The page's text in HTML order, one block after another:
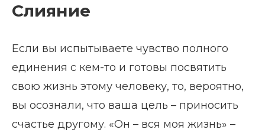
Слияние
Если вы испытываете чувство полного
единения с кем-то и готовы посвятить
свою жизнь этому человеку, то, вероятно,
вы осознали, что ваша цель – приносить
счастье другому. «Он – вся моя жизнь» –